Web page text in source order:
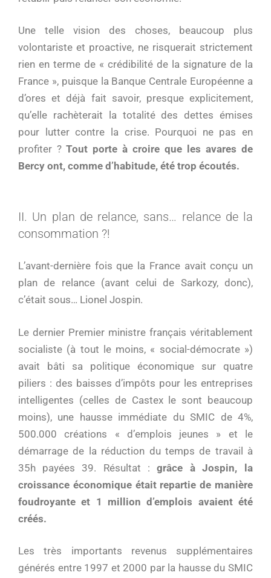
Une telle vision des choses, beaucoup plus
volontariste et proactive, ne risquerait strictement
rien en terme de « crédibilité de la signature de la
France », puisque la Banque Centrale Européenne a
d’ores et déjà fait savoir, presque explicitement,
qu’elle rachèterait la totalité des dettes émises
pour lutter contre la crise. Pourquoi ne pas en
profiter ? Tout porte à croire que les avares de
Bercy ont, comme d’habitude, été trop écoutés.
II. Un plan de relance, sans… relance de la
consommation ?!
L’avant-dernière fois que la France avait conçu un
plan de relance (avant celui de Sarkozy, donc),
c’était sous… Lionel Jospin.
Le dernier Premier ministre français véritablement
socialiste (à tout le moins, « social-démocrate »)
avait bâti sa politique économique sur quatre
piliers : des baisses d’impôts pour les entreprises
intelligentes (celles de Castex le sont beaucoup
moins), une hausse immédiate du SMIC de 4%,
500.000 créations « d’emplois jeunes » et le
démarrage de la réduction du temps de travail à
35h payées 39. Résultat : grâce à Jospin, la
croissance économique était repartie de manière
foudroyante et 1 million d’emplois avaient été
créés.
Les très importants revenus supplémentaires
générés entre 1997 et 2000 par la hausse du SMIC